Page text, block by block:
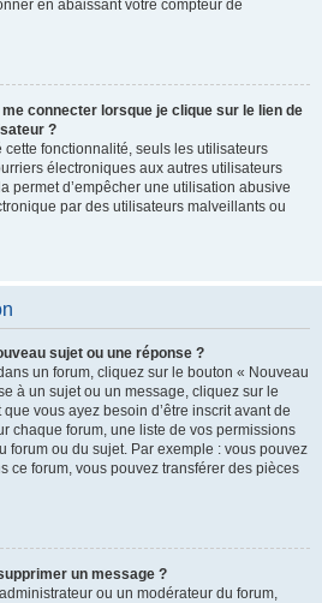
en abaissant votre compteur de
me connecter lorsque je clique sur le lien de
?
fonctionnalité, seuls les utilisateurs
électroniques aux autres utilisateurs
permet d’empêcher une utilisation abusive
par des utilisateurs malveillants ou
sujet ou une réponse ?
un forum, cliquez sur le bouton « Nouveau
à un sujet ou un message, cliquez sur le
vous ayez besoin d’être inscrit avant de
chaque forum, une liste de vos permissions
forum ou du sujet. Par exemple : vous pouvez
ce forum, vous pouvez transférer des pièces
un message ?
ou un modérateur du forum,